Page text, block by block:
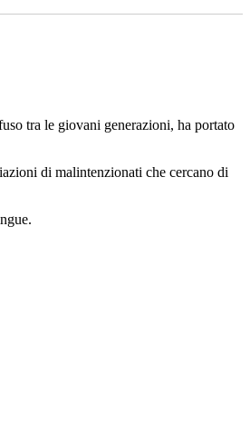
tra le giovani generazioni, ha portato
di malintenzionati che cercano di